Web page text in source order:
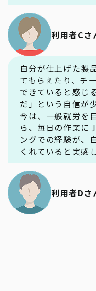
利用者Cさ
自分が仕上げた製
てもらえたり、チ
できていると感じ
だ」という自信が
今は、一般就労を
ら、毎日の作業に
ングでの経験が、
くれていると実感
利用者Dさ